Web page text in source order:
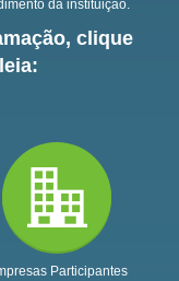
da instituição.
clique
Participantes